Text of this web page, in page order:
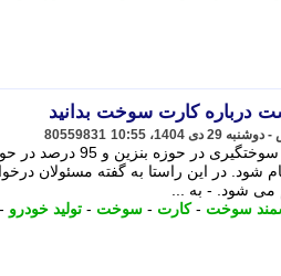
درباره کارت سوخت بدانید
80559831
براساس قانون، 90 درصد
در این راستا به گفته مسئولان
شود. - به ...
سوخت -کارت - سوخت - تولید خودرو